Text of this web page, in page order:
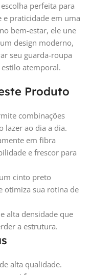
escolha perfeita para
praticidade em uma
bem-estar, ele une
design moderno,
seu guarda-roupa
atemporal.
Produto
combinações
lazer ao dia a dia.
em fibra
e frescor para
cinto preto
otimiza sua rotina de
alta densidade que
a estrutura.
alta qualidade.